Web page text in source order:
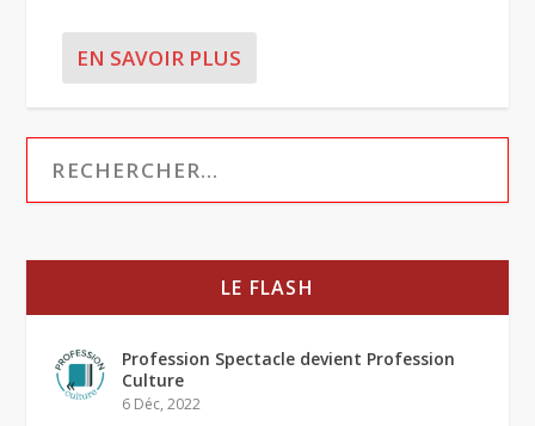
EN SAVOIR PLUS
LE FLASH
Profession Spectacle devient Profession
Culture
6 Déc, 2022